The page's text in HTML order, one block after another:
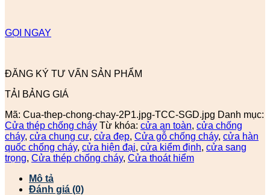
GỌI NGAY
ĐĂNG KÝ TƯ VẤN SẢN PHẨM
TẢI BẢNG GIÁ
Mã: Cua-thep-chong-chay-2P1.jpg-TCC-SGD.jpg Danh mục:
Cửa thép chống cháy Từ khóa: cửa an toàn, cửa chống
cháy, cửa chung cư, cửa đẹp, Cửa gỗ chống cháy, cửa hàn
quốc chống cháy, cửa hiện đại, cửa kiểm định, cửa sang
trọng, Cửa thép chống cháy, Cửa thoát hiểm
Mô tả
Đánh giá (0)